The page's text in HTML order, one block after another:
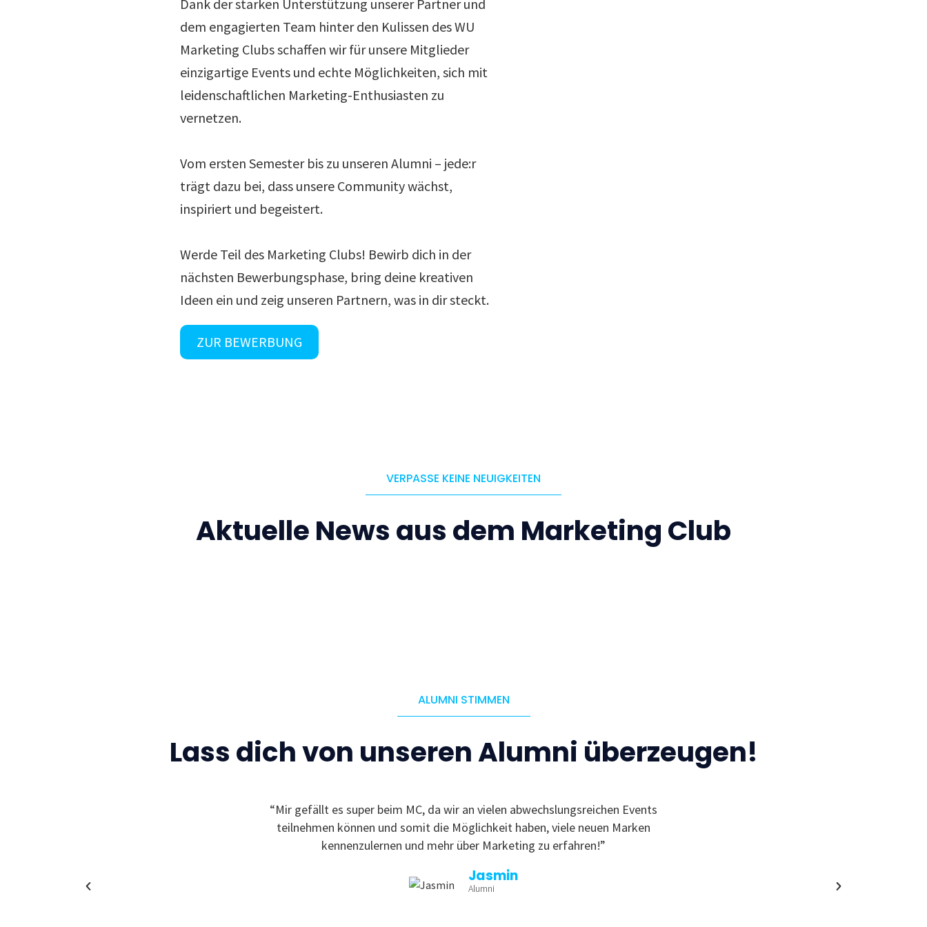
Dank der starken Unterstützung unserer Partner und
dem engagierten Team hinter den Kulissen des WU
Marketing Clubs schaffen wir für unsere Mitglieder
einzigartige Events und echte Möglichkeiten, sich mit
leidenschaftlichen Marketing-Enthusiasten zu
vernetzen.
Vom ersten Semester bis zu unseren Alumni – jede:r
trägt dazu bei, dass unsere Community wächst,
inspiriert und begeistert.
Werde Teil des Marketing Clubs! Bewirb dich in der
nächsten Bewerbungsphase, bring deine kreativen
Ideen ein und zeig unseren Partnern, was in dir steckt.
ZUR BEWERBUNG
VERPASSE KEINE NEUIGKEITEN
Aktuelle News aus dem Marketing Club
ALUMNI STIMMEN
Lass dich von unseren Alumni überzeugen!
Alumni & Team
“Mir gefällt es super beim MC, da wir an vielen abwechslungsreichen Events
teilnehmen können und somit die Möglichkeit haben, viele neuen Marken
kennenzulernen und mehr über Marketing zu erfahren!”
Jasmin
Alumni